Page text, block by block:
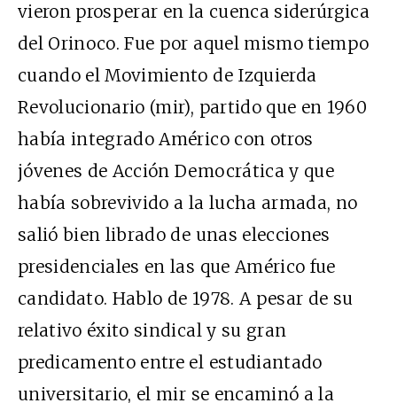
vieron prosperar en la cuenca siderúrgica
del Orinoco. Fue por aquel mismo tiempo
cuando el Movimiento de Izquierda
Revolucionario (mir), partido que en 1960
había integrado Américo con otros
jóvenes de Acción Democrática y que
había sobrevivido a la lucha armada, no
salió bien librado de unas elecciones
presidenciales en las que Américo fue
candidato. Hablo de 1978. A pesar de su
relativo éxito sindical y su gran
predicamento entre el estudiantado
universitario, el mir se encaminó a la